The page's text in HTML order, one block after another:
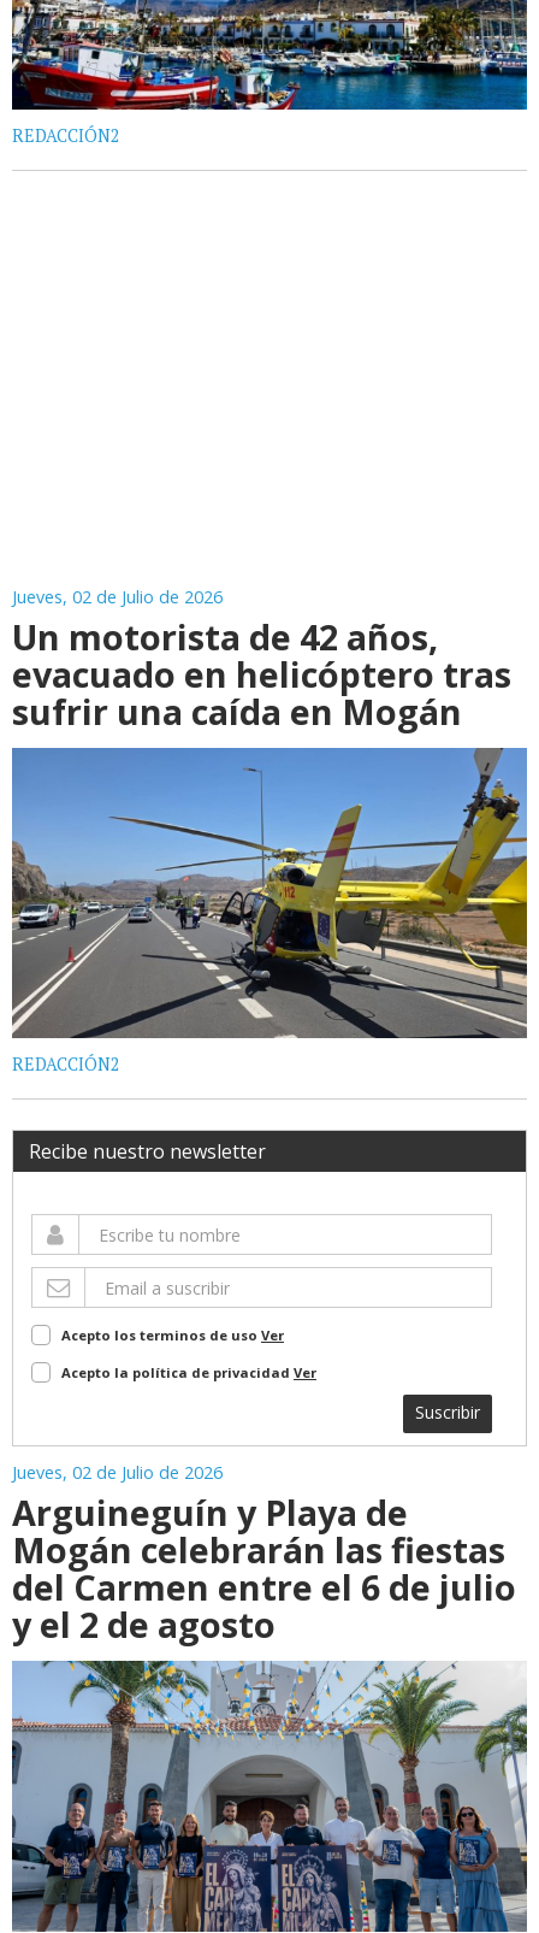
REDACCIÓN2
Jueves, 02 de Julio de 2026
Un motorista de 42 años,
evacuado en helicóptero tras
sufrir una caída en Mogán
REDACCIÓN2
Recibe nuestro newsletter
Acepto los terminos de uso Ver
Acepto la política de privacidad Ver
Suscribir
Jueves, 02 de Julio de 2026
Arguineguín y Playa de
Mogán celebrarán las fiestas
del Carmen entre el 6 de julio
y el 2 de agosto